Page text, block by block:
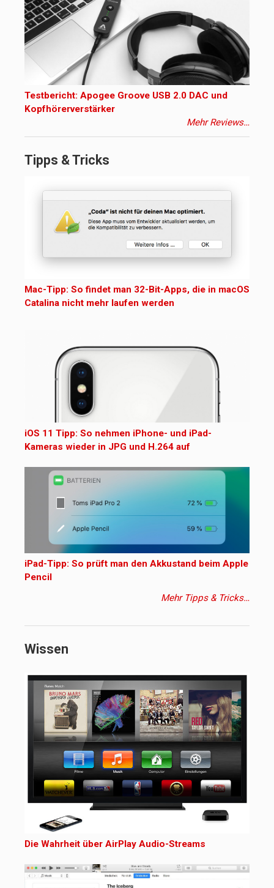
Testbericht: Apogee Groove USB 2.0 DAC und
Kopfhörerverstärker
Mehr Reviews…
Tipps & Tricks
Mac-Tipp: So findet man 32-Bit-Apps, die in macOS
Catalina nicht mehr laufen werden
iOS 11 Tipp: So nehmen iPhone- und iPad-
Kameras wieder in JPG und H.264 auf
iPad-Tipp: So prüft man den Akkustand beim Apple
Pencil
Mehr Tipps & Tricks…
Wissen
Die Wahrheit über AirPlay Audio-Streams